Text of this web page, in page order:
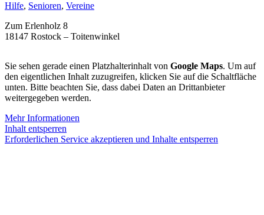
Hilfe, Senioren, Vereine
Zum Erlenholz 8
18147 Rostock – Toitenwinkel
Sie sehen gerade einen Platzhalterinhalt von Google Maps. Um auf
den eigentlichen Inhalt zuzugreifen, klicken Sie auf die Schaltfläche
unten. Bitte beachten Sie, dass dabei Daten an Drittanbieter
weitergegeben werden.
Mehr Informationen
Inhalt entsperren
Erforderlichen Service akzeptieren und Inhalte entsperren